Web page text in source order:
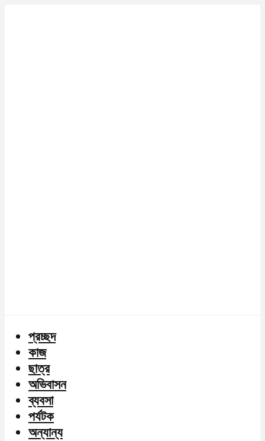
প্রচ্ছদ
কাজ
ছাত্র
অভিবাসন
ব্যবসা
পর্যটক
অন্যান্য